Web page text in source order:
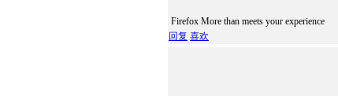
Firefox More than meets your experience
回复 喜欢